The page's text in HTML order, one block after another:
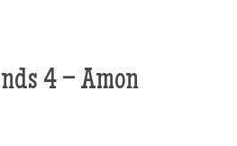
4 – Amon